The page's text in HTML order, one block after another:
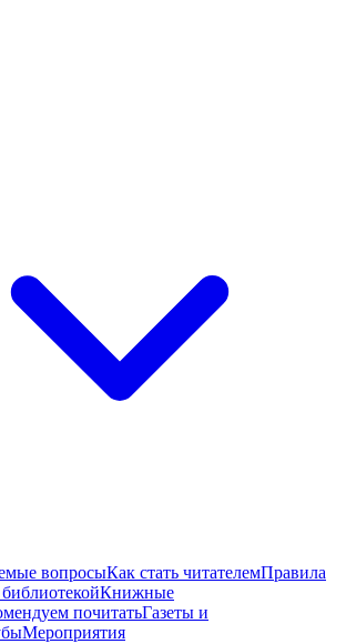
вопросыКак стать читателемПравила
Книжные
почитатьГазеты и
Мероприятия